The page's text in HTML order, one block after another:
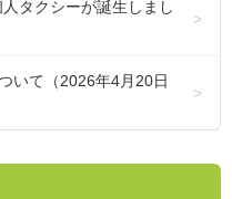
タクシーが誕生しまし
いて（2026年4月20日